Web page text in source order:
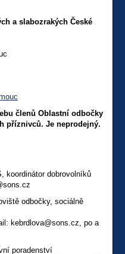
a slabozrakých České
členů Oblastní odbočky
příznivců. Je neprodejný.
koordinátor dobrovolníků
odbočky, sociálně
kebrdlova@sons.cz, po a
poradenství